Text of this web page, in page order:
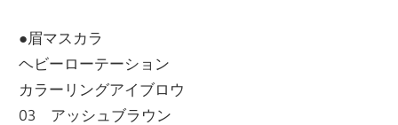
●眉マスカラ
ヘビーローテーション
カラーリングアイブロウ
03 アッシュブラウン